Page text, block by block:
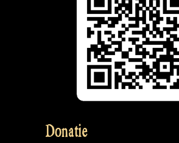
Donatie